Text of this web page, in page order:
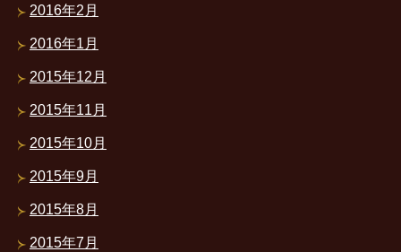
2016年2月
2016年1月
2015年12月
2015年11月
2015年10月
2015年9月
2015年8月
2015年7月